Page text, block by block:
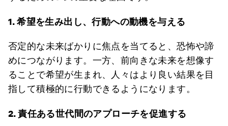
1. 希望を生み出し、行動への動機を与える
否定的な未来ばかりに焦点を当てると、恐怖や諦
めにつながります。一方、前向きな未来を想像す
ることで希望が生まれ、人々はより良い結果を目
指して積極的に行動できるようになります。
2. 責任ある世代間のアプローチを促進する